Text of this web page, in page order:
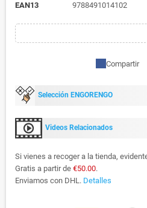
EAN13
9788491014102
Compartir
Selección ENGORENGO
Videos Relacionados
Si vienes a recoger a la tienda,
Gratis a partir de €50.00.
Enviamos con DHL. Detalles